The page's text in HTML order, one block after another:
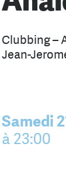
Clubbing –
Jean-
Samedi
à 23:00